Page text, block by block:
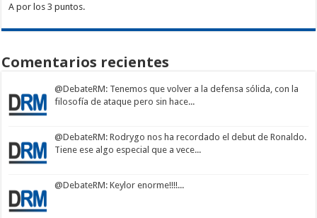
A por los 3 puntos.
Comentarios recientes
@DebateRM: Tenemos que volver a la defensa sólida, con la
filosofía de ataque pero sin hace...
@DebateRM: Rodrygo nos ha recordado el debut de Ronaldo.
Tiene ese algo especial que a vece...
@DebateRM: Keylor enorme!!!!...